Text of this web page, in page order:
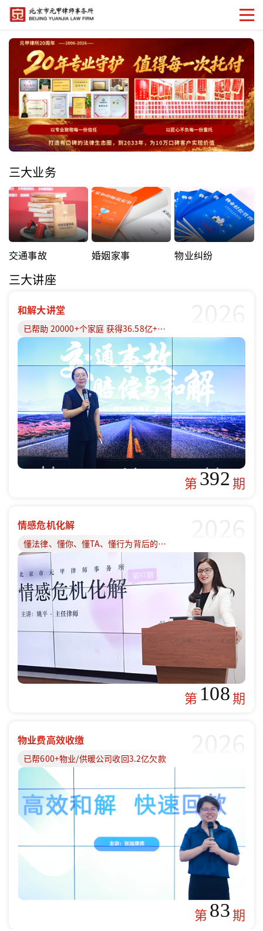
三大业务
交通事故 婚姻家事 物业纠纷
三大讲座
和解大讲堂
已帮助 20000+个家庭 获得36.58亿+赔偿款
第392期
情感危机化解
懂法律、懂你、懂TA、懂行为背后的原因
第 108期
物业费高效收缴
已帮600+物业/供暖公司收回3.2亿欠款
第83期